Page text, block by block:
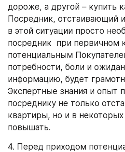
дороже, а другой – купить
Посредник, отстаивающий
в этой ситуации просто
посредник  при первичном
потенциальным
потребности, боли и
информацию, будет
Экспертные знания и опыт
посреднику не только
квартиры, но и в некоторых
повышать.
4. Перед приходом